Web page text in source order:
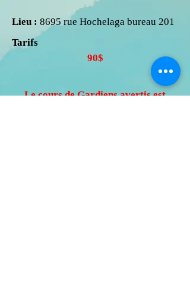
Lieu : 8695 rue Hochelaga bureau 201
Tarifs
90$
Le cours de Gardiens avertis est